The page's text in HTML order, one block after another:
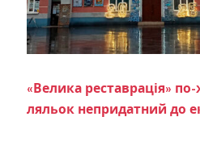
«Велика реставрація»
ляльок непридатний до